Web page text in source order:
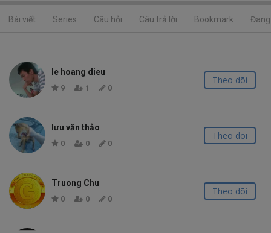
Bài viết Series Câu hỏi Câu trả lời Bookmark
le hoang dieu
9 1 0
Theo dõi
lưu văn thảo
0 0 0
Theo dõi
Truong Chu
0 0 0
Theo dõi